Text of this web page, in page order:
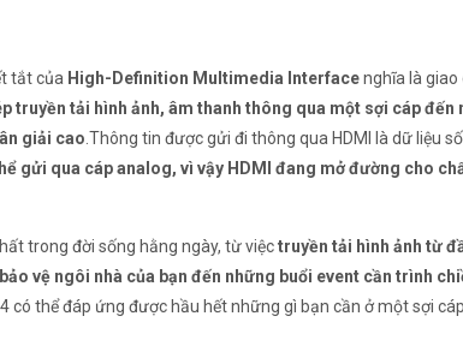
tắt của High-Definition Multimedia Interfacenghĩa là giao
truyền tải hình ảnh, âm thanh thông qua một sợi cáp đến
giải cao .Thông tin được gửi đi thông qua HDMI là dữ liệu
gửi qua cáp analog, vì vậy HDMI đang mở đường cho
trong đời sống hằng ngày, từ việctruyền tải hình ảnh từ
vệ ngôi nhà của bạn đến những buổi event cần trình
có thể đáp ứng được hầu hết những gì bạn cần ở một sợi